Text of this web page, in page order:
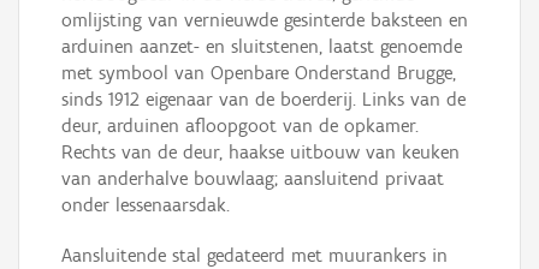
omlijsting van vernieuwde gesinterde baksteen en
arduinen aanzet- en sluitstenen, laatst genoemde
met symbool van Openbare Onderstand Brugge,
sinds 1912 eigenaar van de boerderij. Links van de
deur, arduinen afloopgoot van de opkamer.
Rechts van de deur, haakse uitbouw van keuken
van anderhalve bouwlaag; aansluitend privaat
onder lessenaarsdak.
Aansluitende stal gedateerd met muurankers in